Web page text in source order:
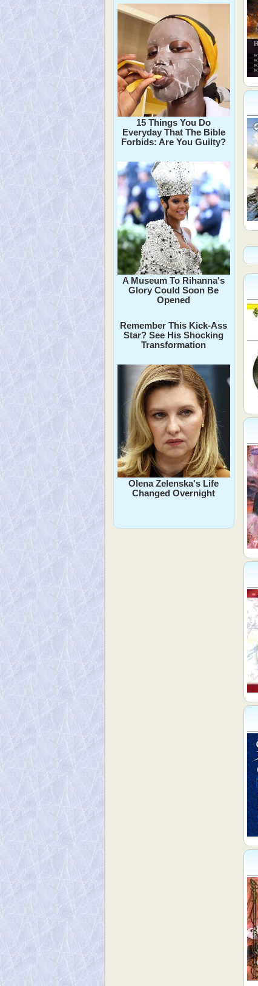
15 Things You Do
Everyday That The Bible
Forbids: Are You Guilty?
A Museum To Rihanna's
Glory Could Soon Be
Opened
Remember This Kick-Ass
Star? See His Shocking
Transformation
Olena Zelenska's Life
Changed Overnight